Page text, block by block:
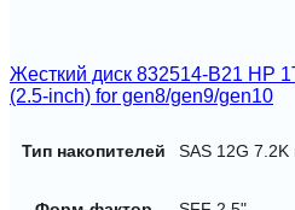
Жесткий диск 832514-B21 HP
(2.5-inch) for gen8/gen9/gen10
Тип накопителей SAS 12G 7.2K